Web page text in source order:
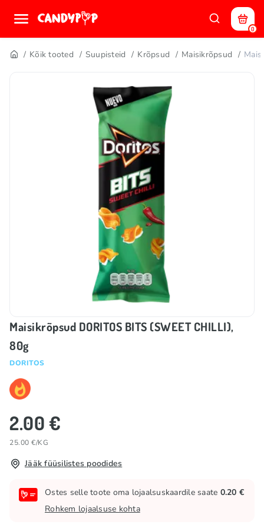
0
Kõik tooted Suupisteid Krõpsud Maisikrõpsud
Maisikrõpsud DORITOS BITS (SWEET CHILLI),
80g
DORITOS
2.00 €
25.00 €/KG
Jääk füüsilistes poodides
Ostes selle toote oma lojaalsuskaardile saate 0.20 €
Rohkem lojaalsuse kohta